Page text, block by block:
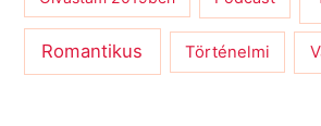
Romantikus Történelmi